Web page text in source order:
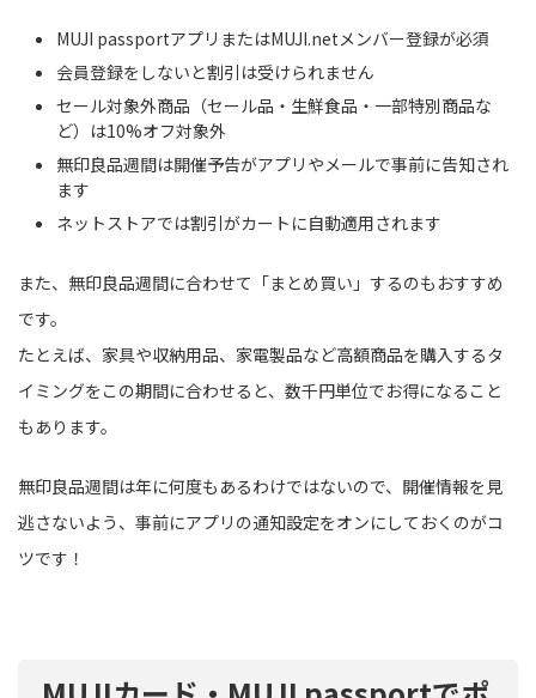
MUJI passportアプリまたはMUJI.netメンバー登録が必須
会員登録をしないと割引は受けられません
セール対象外商品（セール品・生鮮食品・一部特別商品な
ど）は10%オフ対象外
無印良品週間は開催予告がアプリやメールで事前に告知され
ます
ネットストアでは割引がカートに自動適用されます
また、無印良品週間に合わせて「まとめ買い」するのもおすすめ
です。
たとえば、家具や収納用品、家電製品など高額商品を購入するタ
イミングをこの期間に合わせると、数千円単位でお得になること
もあります。
無印良品週間は年に何度もあるわけではないので、開催情報を見
逃さないよう、事前にアプリの通知設定をオンにしておくのがコ
ツです！